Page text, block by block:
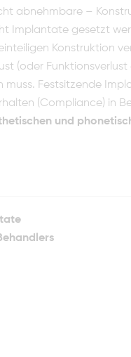
abnehmbare –
Im­plantate gesetzt
Konstruktion
(oder
Festsitzende
(Compliance) in
und